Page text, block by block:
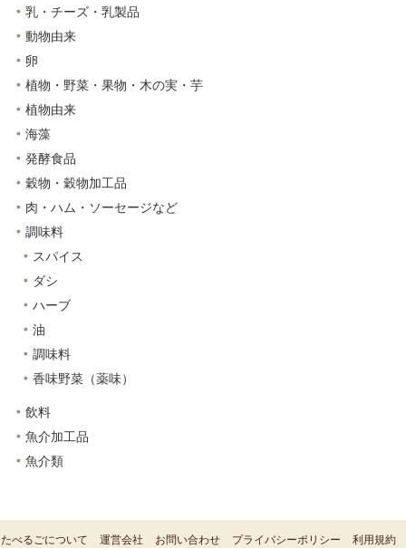
乳・チーズ・乳製品
動物由来
卵
植物・野菜・果物・木の実・芋
植物由来
海藻
発酵食品
穀物・穀物加工品
肉・ハム・ソーセージなど
調味料
スパイス
ダシ
ハーブ
油
調味料
香味野菜（薬味）
飲料
魚介加工品
魚介類
たべるごについて 運営会社 お問い合わせ プライバシーポリシー 利用規約